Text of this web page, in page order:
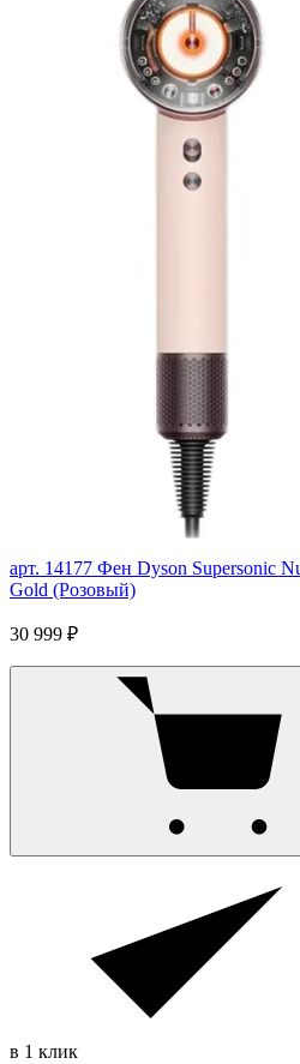
арт. 14177 Фен Dyson Supersonic
Gold (Розовый)
30 999 ₽
в 1 клик